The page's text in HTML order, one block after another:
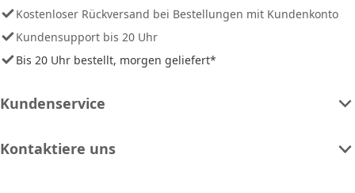
Kostenloser Rückversand bei Bestellungen mit Kundenkonto
Kundensupport bis 20 Uhr
Bis 20 Uhr bestellt, morgen geliefert*
Kundenservice
Kontaktiere uns